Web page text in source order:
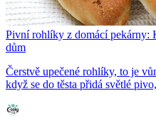
Pivní rohlíky z domácí pekárny:
dům
Čerstvě upečené rohlíky, to je
když se do těsta přidá světlé